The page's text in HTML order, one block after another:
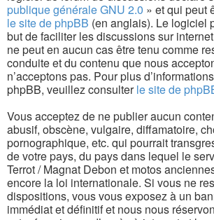
publique générale GNU 2.0 » et qui peut
le site de phpBB (en anglais). Le logiciel
but de faciliter les discussions sur
ne peut en aucun cas être tenu comme
conduite et du contenu que nous
n’acceptons pas. Pour plus
phpBB, veuillez consulterle site de
Vous acceptez de ne publier aucun
abusif, obscène, vulgaire, diffamatoire,
pornographique, etc. qui pourrait
de votre pays, du pays dans lequel le
Terrot / Magnat Debon et motos
encore la loi internationale. Si vous ne
dispositions, vous vous exposez à un
immédiat et définitif et nous nous